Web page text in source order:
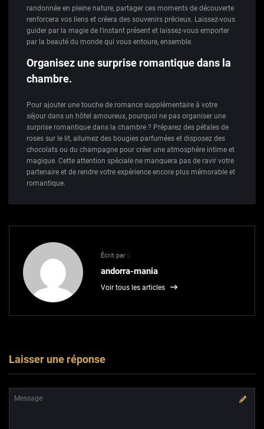
randonnée en pleine nature, partager ces moments de découverte
renforcera vos liens et créera des souvenirs précieux. Laissez-vous
guider par la magie de l’instant présent et laissez-vous emporter
par la beauté du monde qui vous entoure, ensemble.
Organisez une surprise romantique dans la
chambre.
Pour ajouter une touche de romance supplémentaire à votre
séjour dans un hôtel amoureux, pourquoi ne pas organiser une
surprise romantique dans la chambre ? Préparez des pétales de
roses sur le lit, allumez des bougies parfumées et disposez des
chocolats ou du champagne pour créer une atmosphère intime et
magique. Cette attention spéciale ne manquera pas de ravir votre
partenaire et de rendre votre expérience encore plus mémorable et
romantique.
Écrit par :
andorra-mania
Voir tous les articles
Laisser une réponse